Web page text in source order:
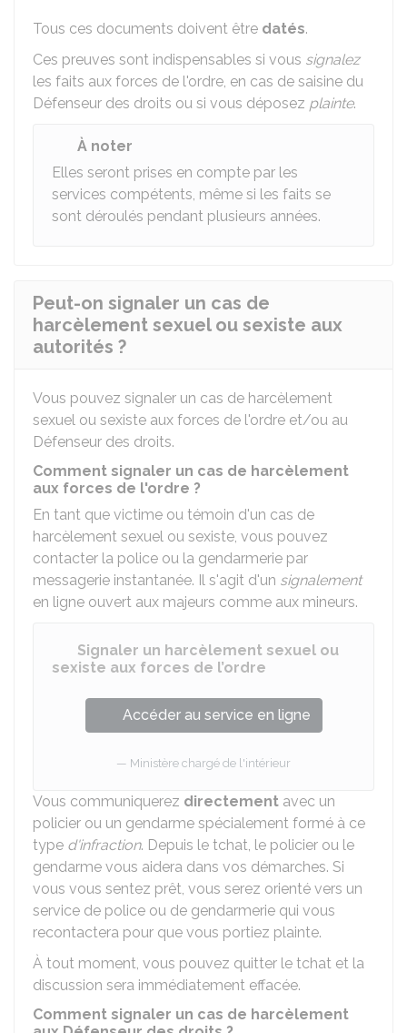
Tous ces documents doivent être datés.
Ces preuves sont indispensables si vous signalez
les faits aux forces de l'ordre, en cas de saisine du
Défenseur des droits ou si vous déposez plainte.
À noter
Elles seront prises en compte par les
services compétents, même si les faits se
sont déroulés pendant plusieurs années.
Peut-on signaler un cas de
harcèlement sexuel ou sexiste aux
autorités ?
Vous pouvez signaler un cas de harcèlement
sexuel ou sexiste aux forces de l'ordre et/ou au
Défenseur des droits.
Comment signaler un cas de harcèlement
aux forces de l'ordre ?
En tant que victime ou témoin d'un cas de
harcèlement sexuel ou sexiste, vous pouvez
contacter la police ou la gendarmerie par
messagerie instantanée. Il s'agit d'un signalement
en ligne ouvert aux majeurs comme aux mineurs.
Signaler un harcèlement sexuel ou
sexiste aux forces de l’ordre
Accéder au service en ligne
Ministère chargé de l'intérieur
Vous communiquerez directement avec un
policier ou un gendarme spécialement formé à ce
type d'infraction. Depuis le tchat, le policier ou le
gendarme vous aidera dans vos démarches. Si
vous vous sentez prêt, vous serez orienté vers un
service de police ou de gendarmerie qui vous
recontactera pour que vous portiez plainte.
À tout moment, vous pouvez quitter le tchat et la
discussion sera immédiatement effacée.
Comment signaler un cas de harcèlement